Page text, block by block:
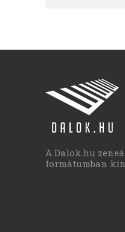
A Dalok.hu
formátumban